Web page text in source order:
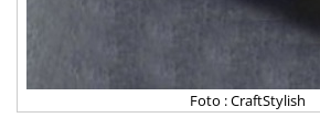
Foto : CraftStylish